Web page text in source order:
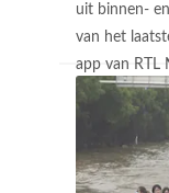
uit binnen-
van het
app van RTL